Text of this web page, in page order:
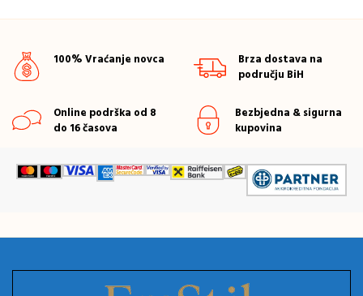
100% Vraćanje novca
Brza dostava na
području BiH
Online podrška od 8
do 16 časova
Bezbjedna & sigurna
kupovina